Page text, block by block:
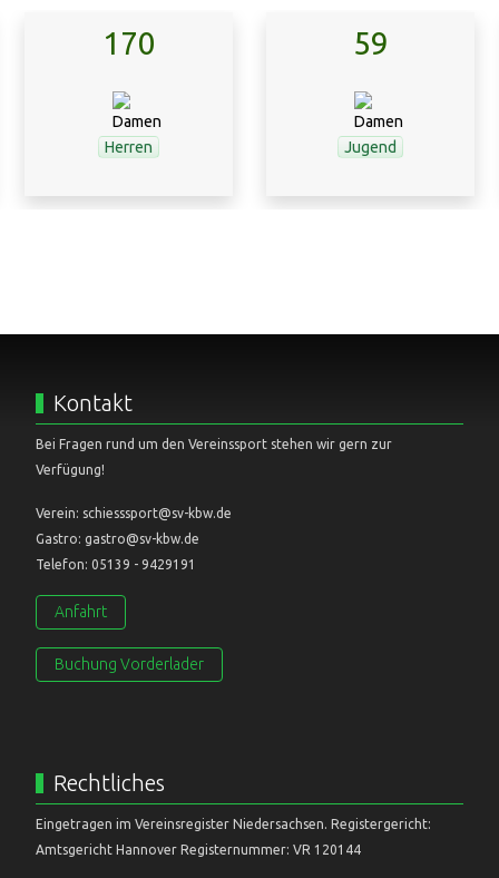
170
Herren
59
Jugend
Kontakt
Bei Fragen rund um den Vereinssport stehen wir gern zur
Verfügung!
Verein: schiesssport@sv-kbw.de
Gastro: gastro@sv-kbw.de
Telefon: 05139 - 9429191
Anfahrt
Buchung Vorderlader
Rechtliches
Eingetragen im Vereinsregister Niedersachsen. Registergericht:
Amtsgericht Hannover Registernummer: VR 120144